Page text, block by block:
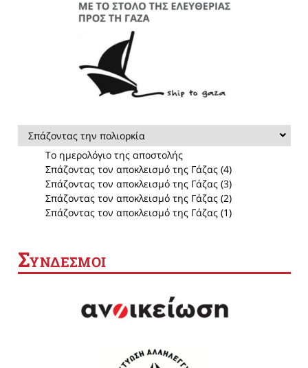
Σπάζοντας την πολιορκία
Το ημερολόγιο της αποστολής
Σπάζοντας τον αποκλεισμό της Γάζας (4)
Σπάζοντας τον αποκλεισμό της Γάζας (3)
Σπάζοντας τον αποκλεισμό της Γάζας (2)
Σπάζοντας τον αποκλεισμό της Γάζας (1)
ΣΥΝΔΕΣΜΟΙ